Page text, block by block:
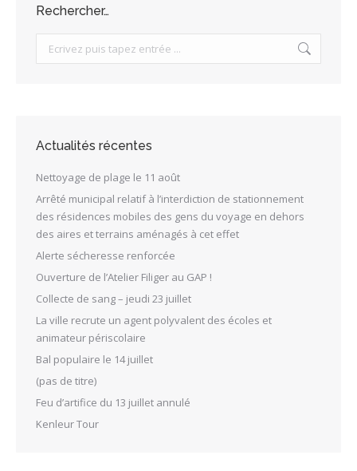
Rechercher…
Actualités récentes
Nettoyage de plage le 11 août
Arrêté municipal relatif à l’interdiction de stationnement
des résidences mobiles des gens du voyage en dehors
des aires et terrains aménagés à cet effet
Alerte sécheresse renforcée
Ouverture de l’Atelier Filiger au GAP !
Collecte de sang – jeudi 23 juillet
La ville recrute un agent polyvalent des écoles et
animateur périscolaire
Bal populaire le 14 juillet
(pas de titre)
Feu d’artifice du 13 juillet annulé
Kenleur Tour